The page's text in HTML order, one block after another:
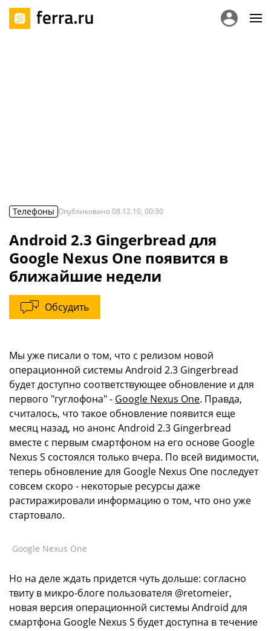
Телефоны Опубликовано08.12.10, 00:30
Android 2.3 Gingerbread для
Google Nexus One появится в
ближайшие недели
Обсудить
Мы уже писали о том, что с релизом новой
операционной системы Android 2.3 Gingerbread
будет доступно соответствующее обновление и для
первого "гуглофона" - Google Nexus One. Правда,
считалось, что такое обновление появится еще
месяц назад, но анонс Android 2.3 Gingerbread
вместе с первым смартфоном на его основе Google
Nexus S состоялся только вчера. По всей видимости,
теперь обновление для Google Nexus One последует
совсем скоро - некоторые ресурсы даже
растиражировали информацию о том, что оно уже
стартовало.
Google Nexus One
Но на деле ждать придется чуть дольше: согласно
твиту в микро-блоге пользователя @retomeier,
новая версия операционной системы Android для
смартфона Google Nexus S будет доступна в течение